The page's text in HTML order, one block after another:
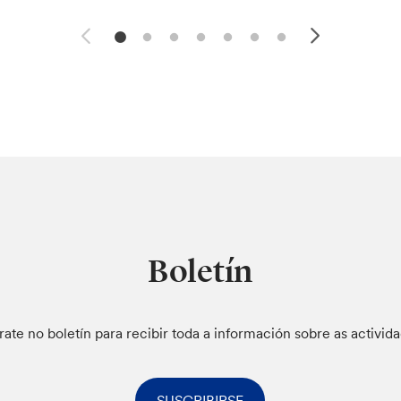
Boletín
no boletín para recibir toda a información sobre as